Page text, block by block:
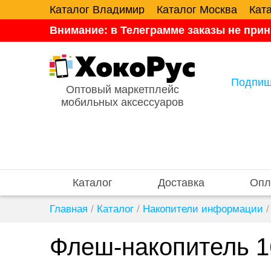
Каталог Владимир Каталог Москва
Внимание: в Телеграмме заказы не
Оптовый маркетплейс
мобильных аксессуаров
Каталог Доставка
Главная / Каталог / Накопители информации /
Флеш-накопитель